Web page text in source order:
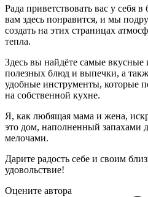
Рада приветствовать вас у себя
вам здесь понравится, и мы
создать на этих страницах
тепла.
Здесь вы найдёте самые
полезных блюд и выпечки, а
удобные инструменты, которые
на собственной кухне.
Я, как любящая мама и жена,
это дом, наполненный
мелочами.
Дарите радость себе и своим
удовольствие!
Оцените автора